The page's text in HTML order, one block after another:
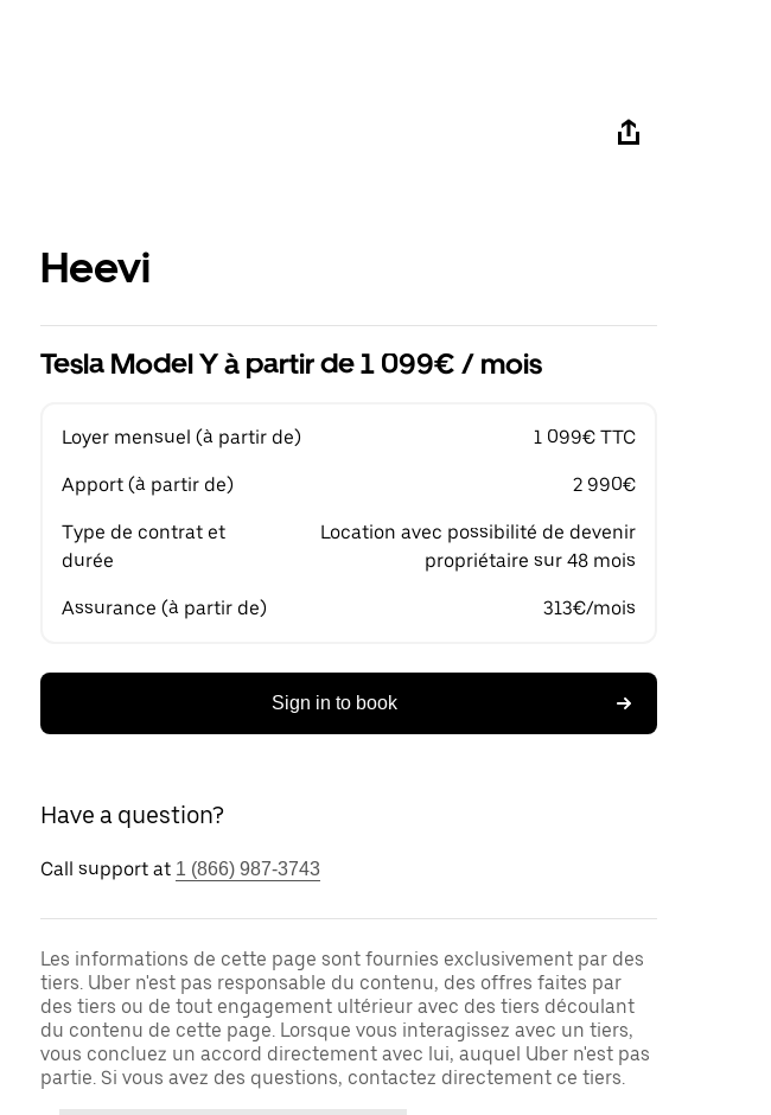
Heevi
Tesla Model Y à partir de 1 099€ / mois
Loyer mensuel (à partir de) 1 099€ TTC
Apport (à partir de) 2 990€
Type de contrat et
durée
Location avec possibilité de devenir
propriétaire sur 48 mois
Assurance (à partir de) 313€/mois
Sign in to book
Have a question?
Call support at 1 (866) 987-3743
Les informations de cette page sont fournies exclusivement par des
tiers. Uber n'est pas responsable du contenu, des offres faites par
des tiers ou de tout engagement ultérieur avec des tiers découlant
du contenu de cette page. Lorsque vous interagissez avec un tiers,
vous concluez un accord directement avec lui, auquel Uber n'est pas
partie. Si vous avez des questions, contactez directement ce tiers.